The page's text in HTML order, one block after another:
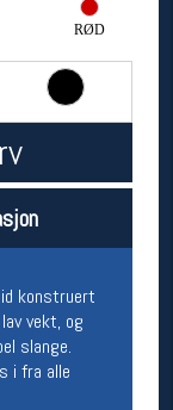
RØD
konstruert
vekt, og
slange.
i fra alle